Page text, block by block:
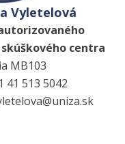
Vyletelová
centra
MB103
41 513 5042